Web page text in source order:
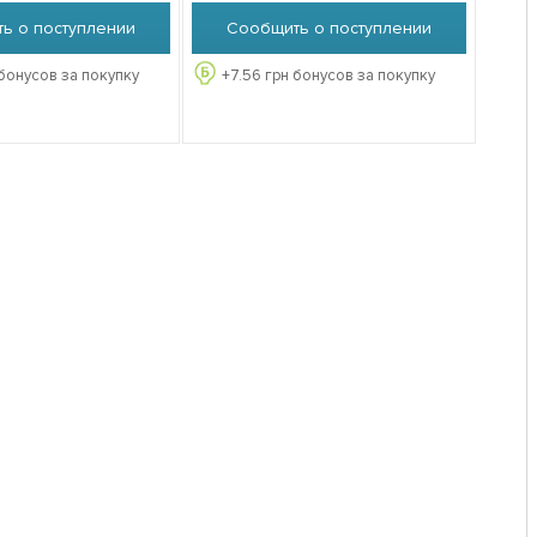
о поступлении
за покупку
Сообщить о поступлении
+7.56 грн бонусов за покупку